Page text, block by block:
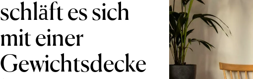
schläft es sich
mit einer
Gewichtsdecke